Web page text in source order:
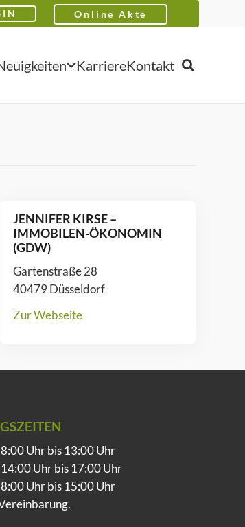
Online Akte
KarriereKontakt
JENNIFER KIRSE –
IMMOBILEN-ÖKONOMIN
(GDW)
Gartenstraße 28
40479 Düsseldorf
Zur Webseite
8:00 Uhr bis 13:00 Uhr
14:00 Uhr bis 17:00 Uhr
8:00 Uhr bis 15:00 Uhr